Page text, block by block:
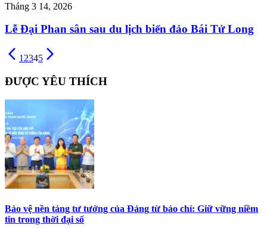
Tháng 3 14, 2026
Lễ Đại Phan sân sau du lịch biển đảo Bái Tử Long
arrow_back_ios_new 1 2345 arrow_forward_ios
ĐƯỢC YÊU THÍCH
Bảo vệ nền tảng tư tưởng của Đảng từ báo chí: Giữ vững niềm
tin trong thời đại số